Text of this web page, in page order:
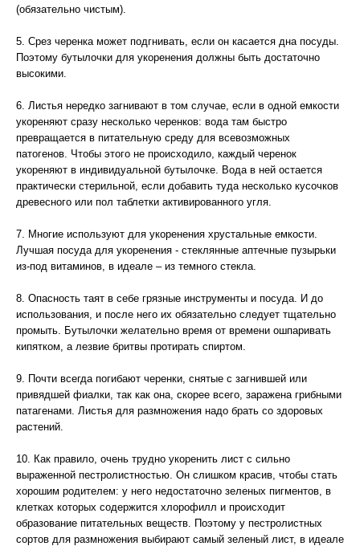
(обязательно чистым).
5. Срез черенка может подгнивать, если он касается дна посуды.
Поэтому бутылочки для укоренения должны быть достаточно
высокими.
6. Листья нередко загнивают в том случае, если в одной емкости
укореняют сразу несколько черенков: вода там быстро
превращается в питательную среду для всевозможных
патогенов. Чтобы этого не происходило, каждый черенок
укореняют в индивидуальной бутылочке. Вода в ней остается
практически стерильной, если добавить туда несколько кусочков
древесного или пол таблетки активированного угля.
7. Многие используют для укоренения хрустальные емкости.
Лучшая посуда для укоренения - стеклянные аптечные пузырьки
из-под витаминов, в идеале – из темного стекла.
8. Опасность таят в себе грязные инструменты и посуда. И до
использования, и после него их обязательно следует тщательно
промыть. Бутылочки желательно время от времени ошпаривать
кипятком, а лезвие бритвы протирать спиртом.
9. Почти всегда погибают черенки, снятые с загнившей или
привядшей фиалки, так как она, скорее всего, заражена грибными
патагенами. Листья для размножения надо брать со здоровых
растений.
10. Как правило, очень трудно укоренить лист с сильно
выраженной пестролистностью. Он слишком красив, чтобы стать
хорошим родителем: у него недостаточно зеленых пигментов, в
клетках которых содержится хлорофилл и происходит
образование питательных веществ. Поэтому у пестролистных
сортов для размножения выбирают самый зеленый лист, в идеале